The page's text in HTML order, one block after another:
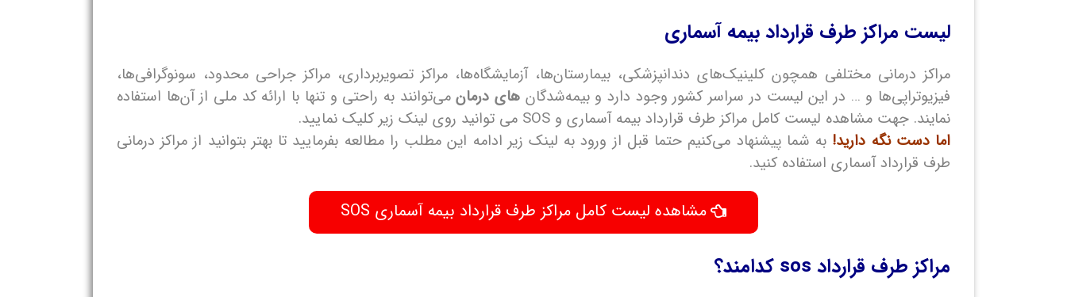
لیست مراکز طرف قرارداد بیمه آسماری
مراکز درمانی مختلفی همچون کلینیک‌های دندانپزشکی، بیمارستان‌ها، آزمایشگاه‌ها، مراکز تصویربرداری، مراکز جراحی محدود، سونوگرافی‌ها،
فیزیوتراپی‌ها و … در این لیست در سراسر کشور وجود دارد و بیمه‌شدگان های درمانمی‌توانند به راحتی و تنها با ارائه کد ملی از آن‌ها استفاده
نمایند. جهت مشاهده لیست کامل مراکز طرف قرارداد بیمه آسماری و SOS می توانید روی لینک زیر کلیک نمایید.
اما دست نگه دارید! به شما پیشنهاد می‌کنیم حتما قبل از ورود به لینک زیر ادامه این مطلب را مطالعه بفرمایید تا بهتر بتوانید از مراکز درمانی
طرف قرارداد آسماری استفاده کنید.
مشاهده لیست کامل مراکز طرف قرارداد بیمه آسماری SOS
مراکز طرف قرارداد sos کدامند؟